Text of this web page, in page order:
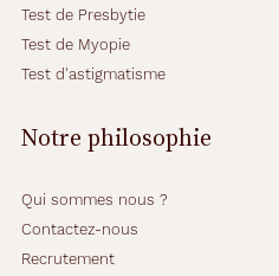
Test de Presbytie
Test de Myopie
Test d'astigmatisme
Notre philosophie
Qui sommes nous ?
Contactez-nous
Recrutement